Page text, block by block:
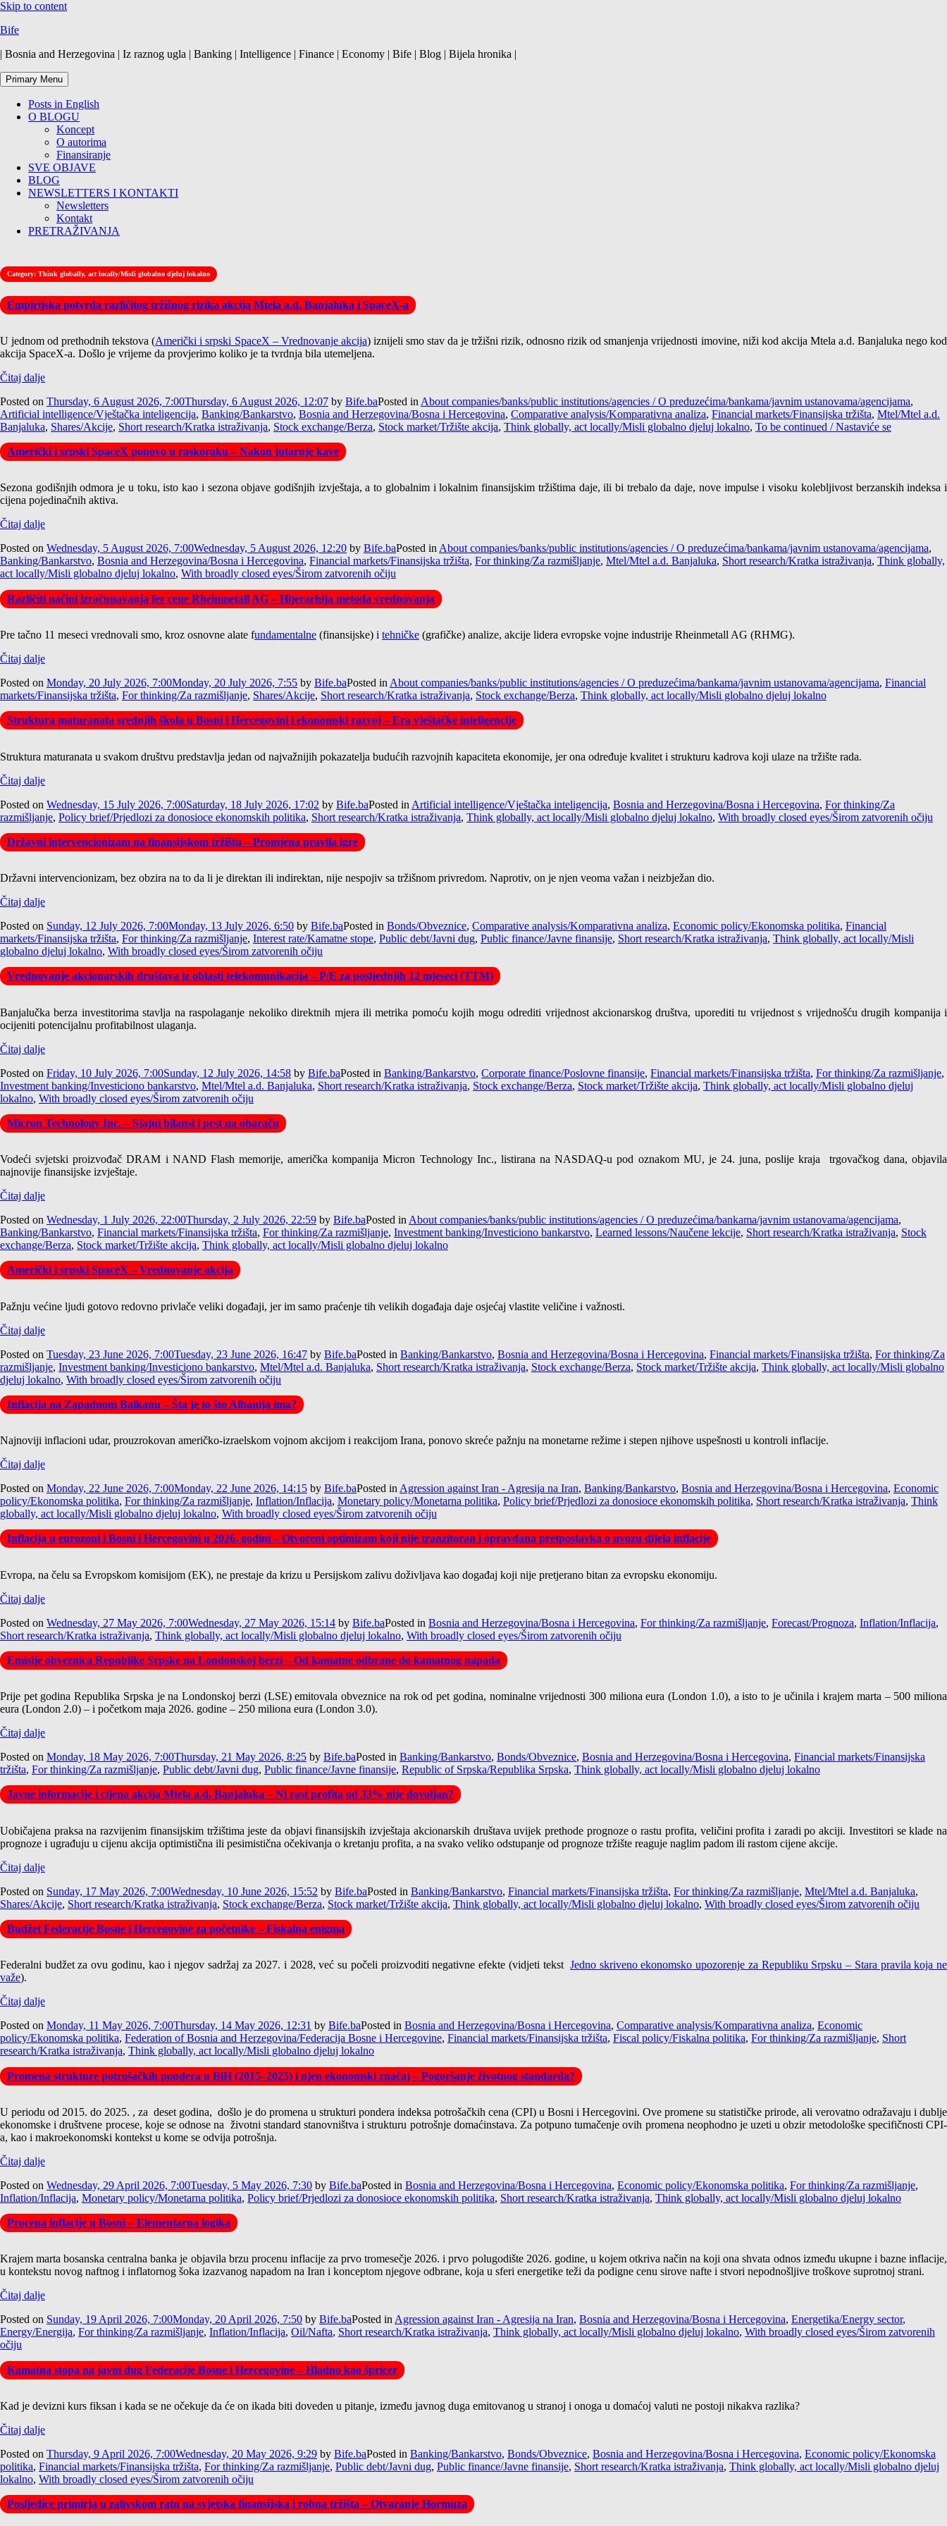
Skip to content
Bife
| Bosnia and Herzegovina | Iz raznog ugla | Banking | Intelligence | Finance | Economy | Bife | Blog | Bijela hronika |
Primary Menu
Posts in English
O BLOGU
Koncept
O autorima
Finansiranje
SVE OBJAVE
BLOG
NEWSLETTERS I KONTAKTI
Newsletters
Kontakt
PRETRAŽIVANJA
Category: Think globally, act locally/Misli globalno djeluj lokalno
Empirijska potvrda različitog tržišnog rizika akcija Mtela a.d. Banjaluka i SpaceX-a
U jednom od prethodnih tekstova (Američki i srpski SpaceX – Vrednovanje akcija) iznijeli smo stav da je tržišni rizik, odnosno rizik od smanjenja vrijednosti imovine, niži kod akcija Mtela a.d. Banjaluka nego kod
akcija SpaceX-a. Došlo je vrijeme da provjerimo koliko je ta tvrdnja bila utemeljena.
Čitaj dalje
Posted on Thursday, 6 August 2026, 7:00Thursday, 6 August 2026, 12:07 by Bife.baPosted in About companies/banks/public institutions/agencies / O preduzećima/bankama/javnim ustanovama/agencijama,
Artificial intelligence/Vještačka inteligencija, Banking/Bankarstvo, Bosnia and Herzegovina/Bosna i Hercegovina, Comparative analysis/Komparativna analiza, Financial markets/Finansijska tržišta, Mtel/Mtel a.d.
Banjaluka, Shares/Akcije, Short research/Kratka istraživanja, Stock exchange/Berza, Stock market/Tržište akcija, Think globally, act locally/Misli globalno djeluj lokalno, To be continued / Nastaviće se
Američki i srpski SpaceX ponovo u raskoraku – Nakon jutarnje kave
Sezona godišnjih odmora je u toku, isto kao i sezona objave godišnjih izvještaja, a to globalnim i lokalnim finansijskim tržištima daje, ili bi trebalo da daje, nove impulse i visoku kolebljivost berzanskih indeksa i
cijena pojedinačnih aktiva.
Čitaj dalje
Posted on Wednesday, 5 August 2026, 7:00Wednesday, 5 August 2026, 12:20 by Bife.baPosted inAbout companies/banks/public institutions/agencies / O preduzećima/bankama/javnim ustanovama/agencijama,
Banking/Bankarstvo, Bosnia and Herzegovina/Bosna i Hercegovina, Financial markets/Finansijska tržišta, For thinking/Za razmišljanje, Mtel/Mtel a.d. Banjaluka, Short research/Kratka istraživanja, Think globally,
act locally/Misli globalno djeluj lokalno, With broadly closed eyes/Širom zatvorenih očiju
Različiti načini izračunavanja fer cene Rheinmetall AG – Hijerarhija metoda vrednovanja
Pre tačno 11 meseci vrednovali smo, kroz osnovne alate fundamentalne (finansijske) i tehničke (grafičke) analize, akcije lidera evropske vojne industrije Rheinmetall AG (RHMG).
Čitaj dalje
Posted on Monday, 20 July 2026, 7:00Monday, 20 July 2026, 7:55 by Bife.baPosted in About companies/banks/public institutions/agencies / O preduzećima/bankama/javnim ustanovama/agencijama, Financial
markets/Finansijska tržišta, For thinking/Za razmišljanje, Shares/Akcije, Short research/Kratka istraživanja, Stock exchange/Berza, Think globally, act locally/Misli globalno djeluj lokalno
Struktura maturanata srednjih škola u Bosni i Hercegovini i ekonomski razvoj – Era vještačke inteligencije
Struktura maturanata u svakom društvu predstavlja jedan od najvažnijih pokazatelja budućih razvojnih kapaciteta ekonomije, jer ona određuje kvalitet i strukturu kadrova koji ulaze na tržište rada.
Čitaj dalje
Posted on Wednesday, 15 July 2026, 7:00Saturday, 18 July 2026, 17:02 by Bife.baPosted in Artificial intelligence/Vještačka inteligencija, Bosnia and Herzegovina/Bosna i Hercegovina, For thinking/Za
razmišljanje, Policy brief/Prjedlozi za donosioce ekonomskih politika, Short research/Kratka istraživanja, Think globally, act locally/Misli globalno djeluj lokalno, With broadly closed eyes/Širom zatvorenih očiju
Državni intervencionizam na finansijskom tržištu – Promjena pravila igre
Državni intervencionizam, bez obzira na to da li je direktan ili indirektan, nije nespojiv sa tržišnom privredom. Naprotiv, on je njen veoma važan i neizbježan dio.
Čitaj dalje
Posted on Sunday, 12 July 2026, 7:00Monday, 13 July 2026, 6:50 by Bife.baPosted in Bonds/Obveznice, Comparative analysis/Komparativna analiza, Economic policy/Ekonomska politika, Financial
markets/Finansijska tržišta, For thinking/Za razmišljanje, Interest rate/Kamatne stope, Public debt/Javni dug, Public finance/Javne finansije, Short research/Kratka istraživanja, Think globally, act locally/Misli
globalno djeluj lokalno, With broadly closed eyes/Širom zatvorenih očiju
Vrednovanje akcionarskih društava iz oblasti telekomunikacija – P/E za posljednjih 12 mjeseci (TTM)
Banjalučka berza investitorima stavlja na raspolaganje nekoliko direktnih mjera ili metrika pomoću kojih mogu odrediti vrijednost akcionarskog društva, uporediti tu vrijednost s vrijednošću drugih kompanija i
ocijeniti potencijalnu profitabilnost ulaganja.
Čitaj dalje
Posted on Friday, 10 July 2026, 7:00Sunday, 12 July 2026, 14:58 by Bife.baPosted in Banking/Bankarstvo, Corporate finance/Poslovne finansije, Financial markets/Finansijska tržišta, For thinking/Za razmišljanje,
Investment banking/Investiciono bankarstvo, Mtel/Mtel a.d. Banjaluka, Short research/Kratka istraživanja, Stock exchange/Berza, Stock market/Tržište akcija, Think globally, act locally/Misli globalno djeluj
lokalno, With broadly closed eyes/Širom zatvorenih očiju
Micron Technology Inc. – Sjajni bilansi i prst na obaraču
Vodeći svjetski proizvođač DRAM i NAND Flash memorije, američka kompanija Micron Technology Inc., listirana na NASDAQ-u pod oznakom MU, je 24. juna, poslije kraja trgovačkog dana, objavila
najnovije finansijske izvještaje.
Čitaj dalje
Posted on Wednesday, 1 July 2026, 22:00Thursday, 2 July 2026, 22:59 by Bife.baPosted in About companies/banks/public institutions/agencies / O preduzećima/bankama/javnim ustanovama/agencijama,
Banking/Bankarstvo, Financial markets/Finansijska tržišta, For thinking/Za razmišljanje, Investment banking/Investiciono bankarstvo, Learned lessons/Naučene lekcije, Short research/Kratka istraživanja, Stock
exchange/Berza, Stock market/Tržište akcija, Think globally, act locally/Misli globalno djeluj lokalno
Američki i srpski SpaceX – Vrednovanje akcija
Pažnju većine ljudi gotovo redovno privlače veliki događaji, jer im samo praćenje tih velikih događaja daje osjećaj vlastite veličine i važnosti.
Čitaj dalje
Posted on Tuesday, 23 June 2026, 7:00Tuesday, 23 June 2026, 16:47 by Bife.baPosted in Banking/Bankarstvo, Bosnia and Herzegovina/Bosna i Hercegovina, Financial markets/Finansijska tržišta, For thinking/Za
razmišljanje, Investment banking/Investiciono bankarstvo, Mtel/Mtel a.d. Banjaluka, Short research/Kratka istraživanja, Stock exchange/Berza, Stock market/Tržište akcija, Think globally, act locally/Misli globalno
djeluj lokalno, With broadly closed eyes/Širom zatvorenih očiju
Inflacija na Zapadnom Balkanu – Šta je to što Albanija ima?
Najnoviji inflacioni udar, prouzrokovan američko-izraelskom vojnom akcijom i reakcijom Irana, ponovo skreće pažnju na monetarne režime i stepen njihove uspešnosti u kontroli inflacije.
Čitaj dalje
Posted on Monday, 22 June 2026, 7:00Monday, 22 June 2026, 14:15 by Bife.baPosted in Agression against Iran - Agresija na Iran, Banking/Bankarstvo, Bosnia and Herzegovina/Bosna i Hercegovina, Economic
policy/Ekonomska politika, For thinking/Za razmišljanje, Inflation/Inflacija, Monetary policy/Monetarna politika, Policy brief/Prjedlozi za donosioce ekonomskih politika, Short research/Kratka istraživanja, Think
globally, act locally/Misli globalno djeluj lokalno, With broadly closed eyes/Širom zatvorenih očiju
Inflacija u eurozoni i Bosni i Hercegovini u 2026. godini – Otvoreni optimizam koji nije tranzitoran i opravdana pretpostavka o uvozu dijela inflacije
Evropa, na čelu sa Evropskom komisijom (EK), ne prestaje da krizu u Persijskom zalivu doživljava kao događaj koji nije pretjerano bitan za evropsku ekonomiju.
Čitaj dalje
Posted on Wednesday, 27 May 2026, 7:00Wednesday, 27 May 2026, 15:14 by Bife.baPosted in Bosnia and Herzegovina/Bosna i Hercegovina, For thinking/Za razmišljanje, Forecast/Prognoza, Inflation/Inflacija,
Short research/Kratka istraživanja, Think globally, act locally/Misli globalno djeluj lokalno, With broadly closed eyes/Širom zatvorenih očiju
Emisije obveznica Republike Srpske na Londonskoj berzi – Od kamatne odbrane do kamatnog napada
Prije pet godina Republika Srpska je na Londonskoj berzi (LSE) emitovala obveznice na rok od pet godina, nominalne vrijednosti 300 miliona eura (London 1.0), a isto to je učinila i krajem marta – 500 miliona
eura (London 2.0) – i početkom maja 2026. godine – 250 miliona eura (London 3.0).
Čitaj dalje
Posted on Monday, 18 May 2026, 7:00Thursday, 21 May 2026, 8:25 by Bife.baPosted in Banking/Bankarstvo, Bonds/Obveznice, Bosnia and Herzegovina/Bosna i Hercegovina, Financial markets/Finansijska
tržišta, For thinking/Za razmišljanje, Public debt/Javni dug, Public finance/Javne finansije, Republic of Srpska/Republika Srpska, Think globally, act locally/Misli globalno djeluj lokalno
Javne informacije i cijena akcija Mtela a.d. Banjaluka – Ni rast profita od 33% nije dovoljan?
Uobičajena praksa na razvijenim finansijskim tržištima jeste da objavi finansijskih izvještaja akcionarskih društava uvijek prethode prognoze o rastu profita, veličini profita i zaradi po akciji. Investitori se klade na
prognoze i ugrađuju u cijenu akcija optimistična ili pesimistična očekivanja o kretanju profita, a na svako veliko odstupanje od prognoze tržište reaguje naglim padom ili rastom cijene akcije.
Čitaj dalje
Posted on Sunday, 17 May 2026, 7:00Wednesday, 10 June 2026, 15:52 by Bife.baPosted in Banking/Bankarstvo, Financial markets/Finansijska tržišta, For thinking/Za razmišljanje, Mtel/Mtel a.d. Banjaluka,
Shares/Akcije, Short research/Kratka istraživanja, Stock exchange/Berza, Stock market/Tržište akcija, Think globally, act locally/Misli globalno djeluj lokalno, With broadly closed eyes/Širom zatvorenih očiju
Budžet Federacije Bosne i Hercegovine za početnike – Fiskalna enigma
Federalni budžet za ovu godinu, kao i njegov sadržaj za 2027. i 2028, već su počeli proizvoditi negativne efekte (vidjeti tekst Jedno skriveno ekonomsko upozorenje za Republiku Srpsku – Stara pravila koja ne
važe).
Čitaj dalje
Posted on Monday, 11 May 2026, 7:00Thursday, 14 May 2026, 12:31 by Bife.baPosted in Bosnia and Herzegovina/Bosna i Hercegovina, Comparative analysis/Komparativna analiza, Economic
policy/Ekonomska politika, Federation of Bosnia and Herzegovina/Federacija Bosne i Hercegovine, Financial markets/Finansijska tržišta, Fiscal policy/Fiskalna politika, For thinking/Za razmišljanje, Short
research/Kratka istraživanja, Think globally, act locally/Misli globalno djeluj lokalno
Promena strukture potrošačkih pondera u BiH (2015–2025) i njen ekonomski značaj – Pogoršanje životnog standarda?
U periodu od 2015. do 2025. , za deset godina, došlo je do promena u strukturi pondera indeksa potrošačkih cena (CPI) u Bosni i Hercegovini. Ove promene su statističke prirode, ali verovatno odražavaju i dublje
ekonomske i društvene procese, koje se odnose na životni standard stanovništva i strukturu potrošnje domaćinstava. Za potpuno tumačenje ovih promena neophodno je uzeti u obzir metodološke specifičnosti CPI-
a, kao i makroekonomski kontekst u kome se odvija potrošnja.
Čitaj dalje
Posted on Wednesday, 29 April 2026, 7:00Tuesday, 5 May 2026, 7:30 by Bife.baPosted in Bosnia and Herzegovina/Bosna i Hercegovina, Economic policy/Ekonomska politika, For thinking/Za razmišljanje,
Inflation/Inflacija, Monetary policy/Monetarna politika, Policy brief/Prjedlozi za donosioce ekonomskih politika, Short research/Kratka istraživanja, Think globally, act locally/Misli globalno djeluj lokalno
Procena inflacije u Bosni – Elementarna logika
Krajem marta bosanska centralna banka je objavila brzu procenu inflacije za prvo tromesečje 2026. i prvo polugodište 2026. godine, u kojem otkriva način na koji ona shvata odnos između ukupne i bazne inflacije,
u kontekstu novog naftnog i inflatornog šoka izazvanog napadom na Iran i konceptom njegove odbrane, koja u sferi energetike teži da podigne cenu sirove nafte i stvori nepodnošljive troškove suprotnoj strani.
Čitaj dalje
Posted on Sunday, 19 April 2026, 7:00Monday, 20 April 2026, 7:50 by Bife.baPosted in Agression against Iran - Agresija na Iran, Bosnia and Herzegovina/Bosna i Hercegovina, Energetika/Energy sector,
Energy/Energija, For thinking/Za razmišljanje, Inflation/Inflacija, Oil/Nafta, Short research/Kratka istraživanja, Think globally, act locally/Misli globalno djeluj lokalno, With broadly closed eyes/Širom zatvorenih
očiju
Kamatna stopa na javni dug Federacije Bosne i Hercegovine – Hladno kao špricer
Kad je devizni kurs fiksan i kada se ne očekuje da će on ikada biti doveden u pitanje, između javnog duga emitovanog u stranoj i onoga u domaćoj valuti ne postoji nikakva razlika?
Čitaj dalje
Posted on Thursday, 9 April 2026, 7:00Wednesday, 20 May 2026, 9:29 by Bife.baPosted in Banking/Bankarstvo, Bonds/Obveznice, Bosnia and Herzegovina/Bosna i Hercegovina, Economic policy/Ekonomska
politika, Financial markets/Finansijska tržišta, For thinking/Za razmišljanje, Public debt/Javni dug, Public finance/Javne finansije, Short research/Kratka istraživanja, Think globally, act locally/Misli globalno djeluj
lokalno, With broadly closed eyes/Širom zatvorenih očiju
Posljedice primirja u zalivskom ratu na svjetska finansijska i robna tržišta – Otvaranje Hormuza